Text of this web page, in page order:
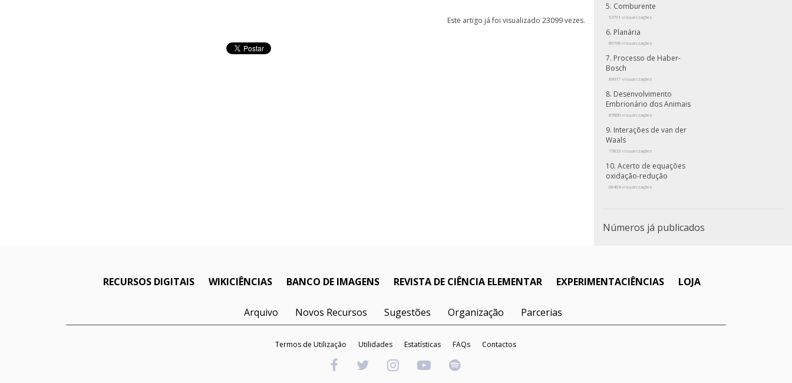
Este artigo já foi visualizado 23099 vezes.
Comburente
93791 visualizações
Planária
89798 visualizações
Processo de Haber-
Bosch
89017 visualizações
Desenvolvimento
Embrionário dos Animais
87800 visualizações
Interações de van der
Waals
77833 visualizações
Acerto de equações
oxidação-redução
66404 visualizações
Números já publicados
RECURSOS DIGITAIS WIKICIÊNCIAS BANCO DE IMAGENS REVISTA DE CIÊNCIA ELEMENTAR EXPERIMENTACIÊNCIAS LOJA
Arquivo Novos Recursos Sugestões Organização Parcerias
Termos de Utilização Utilidades Estatísticas FAQs Contactos